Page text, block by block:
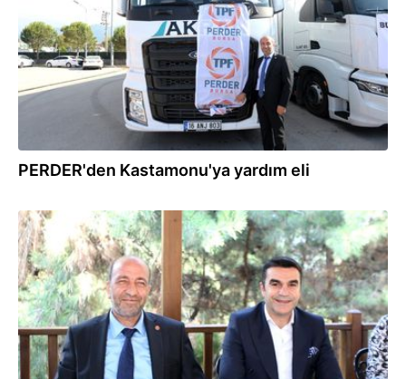
PERDER'den Kastamonu'ya yardım eli
09.08.2021